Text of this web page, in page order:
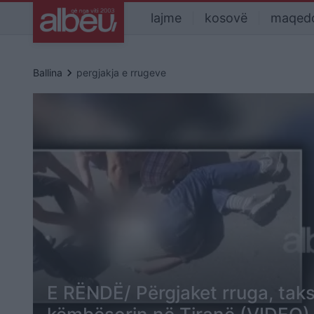
lajme kosovë
Ballina keyboard_arrow_right pergjakja e rrugeve
E RËNDË/ Përgjaket rruga,